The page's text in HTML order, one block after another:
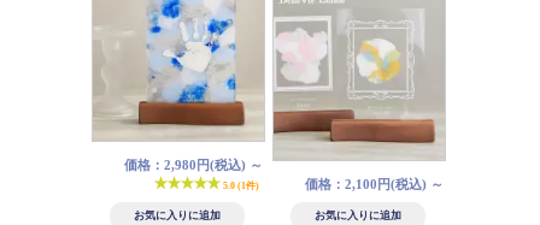
価格：2,980円(税込) ～
5.0 (1件) 価格：2,100円(税込) ～